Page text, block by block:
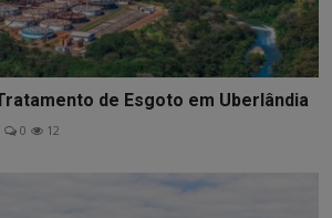
de Esgoto em Uberlândia
0 12